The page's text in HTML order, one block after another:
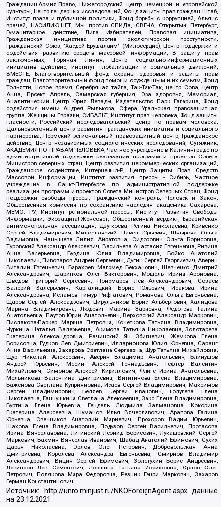
Гражданин.Армия.Право, Нижегородский центр немецкой и европейской
культуры, Центр гендерных исследований, Фонд защиты прав граждан Штаб,
Институт права и публичной политики, Фонд борьбы с коррупцией, Альянс
врачей, НАСИЛИЮ.НЕТ, Мы против СПИДа, СВЕЧА, Открытый Петербург,
Гуманитарное действие, Лига Избирателей, Правовая инициатива,
Гражданская инициатива против экологической преступности,
Гражданский Союз, "Хасдей Ерушалаим" (Милосердие), Центр поддержки и
содействия развитию средств массовой информации, В защиту прав
заключенных, Горячая Линия, Центр социально-информационных
инициатив Действие, Институт глобализации и социальных движений,
ВМЕСТЕ, Благотворительный фонд охраны здоровья и защиты прав
граждан, Благотворительный фонд помощи осужденным и их семьям, Фонд
Тольятти, Новое время, Серебряная тайга, Так-Так-Так, центр Сова, центр
Анна, Проект Апрель, Самарская губерния, Эра здоровья, Мемориал,
Аналитический Центр Юрия Левады, Издательство Парк Гагарина, Фонд
содействия имени Андрея Рылькова, Сфера, Уральская правозащитная
группа, Женщины Евразии, СИБАЛЬТ, Институт прав человека, Фонд защиты
гласности, Российский исследовательский центр по правам человека,
Дальневосточный центр развития гражданских инициатив и социального
партнерства, Пермский региональный правозащитный центр, Гражданское
действие, Центр независимых социологических исследований, Сутяжник,
АКАДЕМИЯ ПО ПРАВАМ ЧЕЛОВЕКА, Частное учреждение в Калининграде по
административной поддержке реализации программ и проектов Совета
Министров северных стран, Центр развития некоммерческих организаций,
Гражданское содействие, Интернешнл-Р, Центр Защиты Прав Средств
Массовой Информации, Институт развития прессы - Сибирь, Частное
учреждение в Санкт-Петербурге по административной поддержке
реализации программ и проектов Совета Министров Северных Стран, Фонд
поддержки свободы прессы, Гражданский контроль, Человек и Закон,
Общественная комиссия по сохранению наследия академика Сахарова,
МЕМО. РУ, Институт региональной прессы, Институт Развития Свободы
Информации, Экозащита!-Женсовет, Общественный вердикт, Евразийская
антимонопольная ассоциация, Дзугкоева Регина Николаевна, Кривенко
Сергей Владимирович, Милославский Павел Юрьевич, Шнырова Ольга
Вадимовна, Чанышева Лилия Айратовна, Сидорович Ольга Борисовна,
Туровский Александр Алексеевич, Васильева Анастасия Евгеньевна, Ривина
Анна Валерьевна, Бурдина Юлия Владимировна, Бойко Анатолий
Николаевич, Пивоваров Андрей Сергеевич, Дугин Сергей Георгиевич, Аверин
Виталий Евгеньевич, Барахоев Магомед Бекханович, Шевченко Дмитрий
Александрович, Шарипков Олег Викторович, Мошель Ирина Ароновна,
Шведов Григорий Сергеевич, Пономарев Лев Александрович, Созаев
Валерий Валерьевич, Каргалицкий Борис Юльевич, Исакова Ирина
Александровна, Исламов Тимур Рифгатович, Романова Ольга Евгеньевна,
Щаров Сергей Алексадрович, Цирульников Борис Альбертович, Халидова
Марина Владимировна, Людевиг Марина Зариевна, Федотова Галина
Анатольевна, Паутов Юрий Анатольевич, Верховский Александр Маркович,
Пислакова-Паркер Марина Петровна, Кочеткова Татьяна Владимировна,
Чуркина Наталья Валерьевна, Акимова Татьяна Николаевна, Золотарева
Екатерина Александровна, Рачинский Ян Збигневич, Жемкова Елена
Борисовна, Гудков Лев Дмитриевич, Илларионова Юлия Юрьевна, Саранг
Анна Васильевна, Захарова Светлана Сергеевна, Щур Татьяна Михайловна,
Щур Николай Алексеевич, Аверин Владимир Анатольевич, Блинушов
Андрей Юрьевич, Мосин Алексей Геннадьевич, Гефтер Валентин
Михайлович, Симонов Алексей Кириллович, Флиге Ирина Анатольевна,
Мельникова Валентина Дмитриевна, Вититинова Елена Владимировна,
Баженова Светлана Куприяновна, Исаев Сергей Владимирович, Максимов
Сергей Владимирович, Беляев Сергей Иванович, Голубева Елена
Николаевна, Ганнушкина Светлана Алексеевна, Закс Елена Владимировна,
Буртина Елена Юрьевна, Гендель Людмила Залмановна, Кокорина
Екатерина Алексеевна, Шуманов Илья Вячеславович, Арапова Галина
Юрьевна, Свечников Анатолий Мариевич, Прохоров Вадим Юрьевич,
Шахова Елена Владимировна, Подузов Сергей Васильевич, Протасова
Ирина Вячеславовна, Литинский Леонид Борисович, Лукашевский Сергей
Маркович, Бахмин Вячеслав Иванович, Шабад Анатолий Ефимович, Сухих
Дарья Николаевна, Орлов Олег Петрович, Добровольская Анна
Дмитриевна, Королева Александра Евгеньевна, Смирнов Владимир
Александрович, Вицин Сергей Ефимович, Золотухин Борис Андреевич,
Левинсон Лев Семенович, Локшина Татьяна Иосифовна, Орлов Олег
Петрович, Полякова Мара Федоровна, Резник Генри Маркович, Захаров
Герман Константинович
Источник: http://unro.minjust.ru/NKOForeignAgent.aspxданные
на23.12.2021